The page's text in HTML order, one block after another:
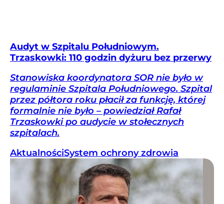
Audyt w Szpitalu Południowym.
Trzaskowki: 110 godzin dyżuru bez przerwy
Stanowiska koordynatora SOR nie było w
regulaminie Szpitala Południowego. Szpital
przez półtora roku płacił za funkcję, której
formalnie nie było – powiedział Rafał
Trzaskowki po audycie w stołecznych
szpitalach.
AktualnościSystem ochrony zdrowia